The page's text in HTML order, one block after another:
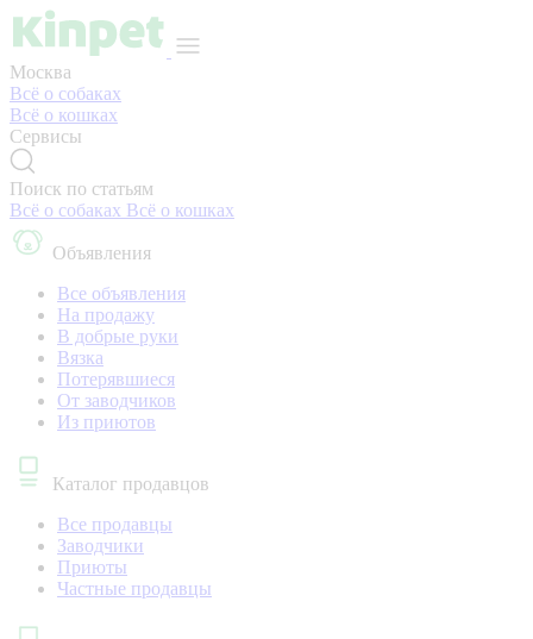
Москва
Всё о собаках
Всё о кошках
Сервисы
Поиск по статьям
Всё о собаках Всё о кошках
Объявления
Все объявления
На продажу
В добрые руки
Вязка
Потерявшиеся
От заводчиков
Из приютов
Каталог продавцов
Все продавцы
Заводчики
Приюты
Частные продавцы